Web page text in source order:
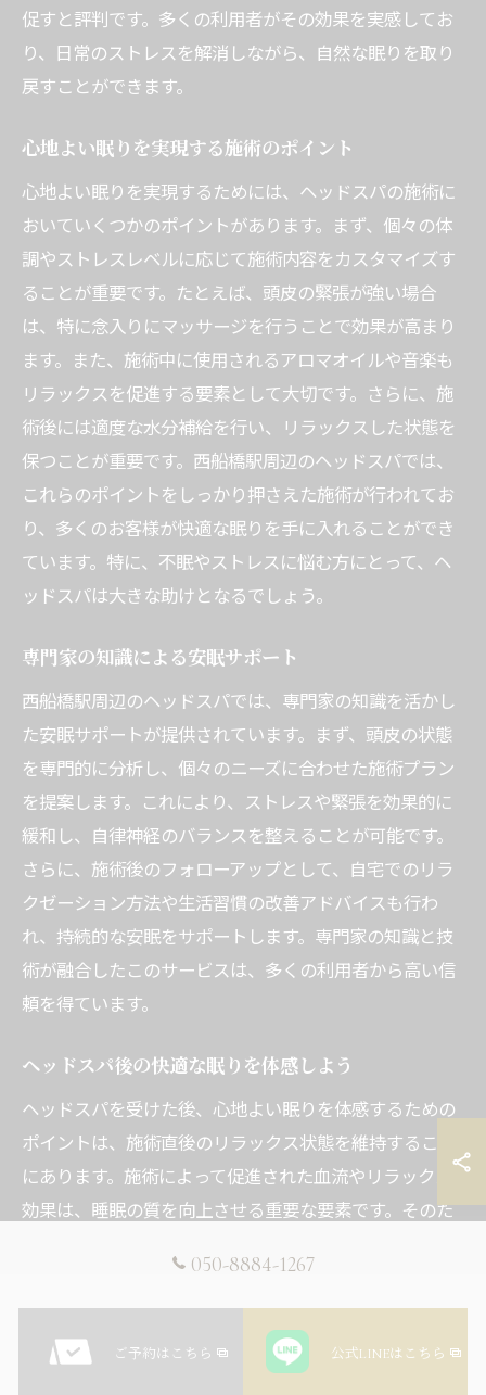
促すと評判です。多くの利用者がその効果を実感してお
り、日常のストレスを解消しながら、自然な眠りを取り
戻すことができます。
心地よい眠りを実現する施術のポイント
心地よい眠りを実現するためには、ヘッドスパの施術に
おいていくつかのポイントがあります。まず、個々の体
調やストレスレベルに応じて施術内容をカスタマイズす
ることが重要です。たとえば、頭皮の緊張が強い場合
は、特に念入りにマッサージを行うことで効果が高まり
ます。また、施術中に使用されるアロマオイルや音楽も
リラックスを促進する要素として大切です。さらに、施
術後には適度な水分補給を行い、リラックスした状態を
保つことが重要です。西船橋駅周辺のヘッドスパでは、
これらのポイントをしっかり押さえた施術が行われてお
り、多くのお客様が快適な眠りを手に入れることができ
ています。特に、不眠やストレスに悩む方にとって、ヘ
ッドスパは大きな助けとなるでしょう。
専門家の知識による安眠サポート
西船橋駅周辺のヘッドスパでは、専門家の知識を活かし
た安眠サポートが提供されています。まず、頭皮の状態
を専門的に分析し、個々のニーズに合わせた施術プラン
を提案します。これにより、ストレスや緊張を効果的に
緩和し、自律神経のバランスを整えることが可能です。
さらに、施術後のフォローアップとして、自宅でのリラ
クゼーション方法や生活習慣の改善アドバイスも行わ
れ、持続的な安眠をサポートします。専門家の知識と技
術が融合したこのサービスは、多くの利用者から高い信
頼を得ています。
ヘッドスパ後の快適な眠りを体感しよう
ヘッドスパを受けた後、心地よい眠りを体感するための
ポイントは、施術直後のリラックス状態を維持すること
にあります。施術によって促進された血流やリラックス
効果は、睡眠の質を向上させる重要な要素です。そのた
が推奨されます。例えば、ぬるめのお風呂に入り、身体
を温めることで、さらなるリラックスが期待できます。
ヘッドスパの効果を最大限に活かすために、日常の中で
もリラックスを意識した生活を心がけましょう。このよ
050-8884-1267
ご予約はこちら 公式LINEはこちら